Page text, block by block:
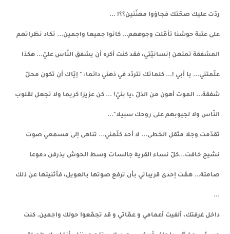
ردّت عليك صحّتك فجاؤوا مهنّئين؟؟! ...
على عتبة حوشنا تأمّلت وجوههم... كانوا جميعا واجمين... تكاد نظراتهم
المشفقة تمتهن إنسانيّتي، فقد كنت أكره أن يشفق النّاس عليّ... هكذا
علّمتني... يا أبي !... كلماتك تتردّد في ذهني دائما: " إيّاك أن تكون محلّ
شفقة... الموت أهون من الذلّ ،يا بنيّ! ... كن عزيزا كريما ولا تجعل لقلوب
النّاس ولا لجيوبهم على روحك سبيلا"...
تقدّمت وجلا مثقل الخطى... لا أحد كلّمني... تناهى إلى مسمعي صوت
نشيج خافت...كلّ نساء القرية جالسات وسط الحوش يذرفن دموعا
صامتة... همّت إحدى قريباتي بأن ترفع صوتها بالعويل، فأثنيتها عن ذلك
...
داخل غرفتك، ألفيت أعمامي و عمّاتي و قد تجمّعوا حولك واجمين. كنت